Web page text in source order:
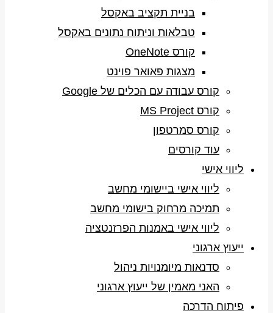
בניית תקציב באקסל
טבלאות וניתוח נתונים באקסל
קורס OneNote
מצגות פאואר פוינט
קורס עבודה עם הכלים של Google
קורס MS Project
קורס סמרטפון
עוד קורסים
ליווי אישי
ליווי אישי ביישומי מחשב
תמיכה מרחוק בישומי מחשב
ליווי אישי באמנות הפרזנטציה
ייעוץ ארגוני
סדנאות מיומנויות ניהול
האני מאמין של ייעוץ ארגוני
פיתוח הדרכה